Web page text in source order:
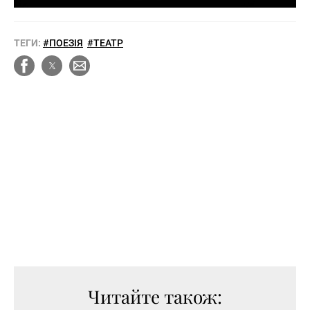
ТЕГИ: #ПОЕЗІЯ #ТЕАТР
Читайте також: